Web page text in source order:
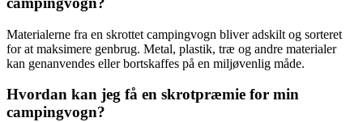
Materialerne fra en skrottet campingvogn bliver adskilt og sorteret
for at maksimere genbrug. Metal, plastik, træ og andre materialer
kan genanvendes eller bortskaffes på en miljøvenlig måde.
Hvordan kan jeg få en skrotpræmie for min
campingvogn?